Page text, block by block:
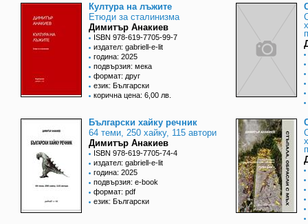
Култура на лъжите
Етюди за сталинизма
Димитър Анакиев
ISBN 978-619-7705-99-7
издател: gabriell-e-lit
година: 2025
подвързия: мека
формат: друг
език: Български
корична цена: 6,00 лв.
Български хайку речник
64 теми, 250 хайку, 115 автори
Димитър Анакиев
ISBN 978-619-7705-74-4
издател: gabriell-e-lit
година: 2025
подвързия: e-book
формат: pdf
език: Български